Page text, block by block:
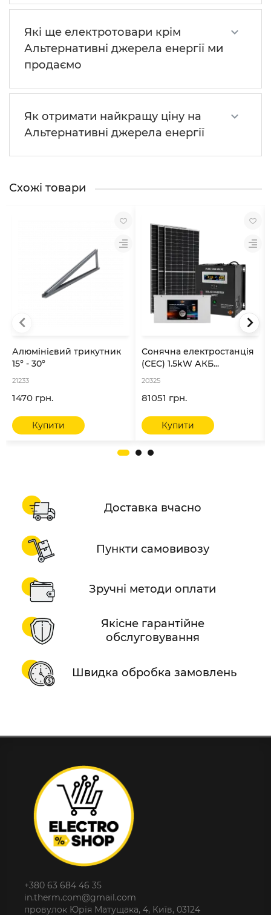
Які ще електротовари крім
Альтернативні джерела енергії ми
продаємо
Як отримати найкращу ціну на
Альтернативні джерела енергії
Схожі товари
Алюмінієвий трикутник
15° - 30°
21233
1470 грн.
Купити
Сонячна електростанція
(СЕС) 1.5kW АКБ...
20325
81051 грн.
Купити
Доставка вчасно
Пункти самовивозу
Зручні методи оплати
Якісне гарантійне
обслуговування
Швидка обробка замовлень
+380 63 684 46 35
in.therm.com@gmail.com
провулок Юрія Матущака, 4, Київ, 03124